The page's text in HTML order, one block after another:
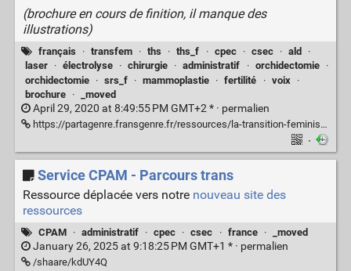
(brochure en cours de finition, il manque des
illustrations)
français · transfem · ths · ths_f · cpec · csec · ald
·
laser
· électrolyse · chirurgie · administratif · orchidectomie
·
orchidectomie
· srs_f · mammoplastie · fertilité · voix
·
brochure
· _moved
April 29, 2020 at 8:49:55 PM GMT+2 * · permalien
https://partagenre.fransgenre.fr/ressources/la-transition-feminisante
·
Service CPAM - Parcours trans
Ressource déplacée vers notre nouveau site des
ressources
CPAM · administratif · cpec · csec · france · _moved
January 26, 2025 at 9:18:25 PM GMT+1 * · permalien
/shaare/kdUY4Q